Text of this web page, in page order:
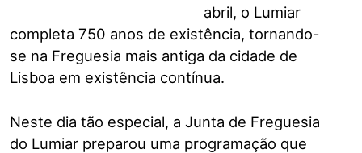
abril, o Lumiar
completa 750 anos de existência, tornando-
se na Freguesia mais antiga da cidade de
Lisboa em existência contínua.
Neste dia tão especial, a Junta de Freguesia
do Lumiar preparou uma programação que